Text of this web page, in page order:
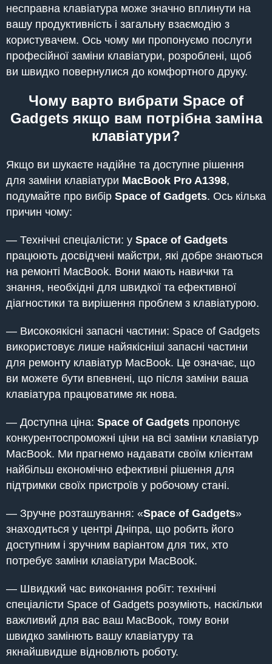
несправна клавіатура може значно вплинути на
вашу продуктивність і загальну взаємодію з
користувачем. Ось чому ми пропонуємо послуги
професійної заміни клавіатури, розроблені, щоб
ви швидко повернулися до комфортного друку.
Чому варто вибрати Space of
Gadgets якщо вам потрібна заміна
клавіатури?
Якщо ви шукаєте надійне та доступне рішення
для заміни клавіатури MacBook Pro A1398,
подумайте про вибір Space of Gadgets. Ось кілька
причин чому:
— Технічні спеціалісти: у Space of Gadgets
працюють досвідчені майстри, які добре знаються
на ремонті MacBook. Вони мають навички та
знання, необхідні для швидкої та ефективної
діагностики та вирішення проблем з клавіатурою.
— Високоякісні запасні частини: Space of Gadgets
використовує лише найякісніші запасні частини
для ремонту клавіатур MacBook. Це означає, що
ви можете бути впевнені, що після заміни ваша
клавіатура працюватиме як нова.
— Доступна ціна: Space of Gadgets пропонує
конкурентоспроможні ціни на всі заміни клавіатур
MacBook. Ми прагнемо надавати своїм клієнтам
найбільш економічно ефективні рішення для
підтримки своїх пристроїв у робочому стані.
— Зручне розташування: «Space of Gadgets»
знаходиться у центрі Дніпра, що робить його
доступним і зручним варіантом для тих, хто
потребує заміни клавіатури MacBook.
— Швидкий час виконання робіт: технічні
спеціалісти Space of Gadgets розуміють, наскільки
важливий для вас ваш MacBook, тому вони
швидко замінють вашу клавіатуру та
якнайшвидше відновлють роботу.